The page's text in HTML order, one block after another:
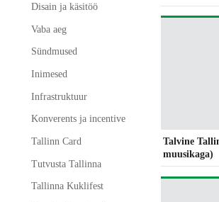
Disain ja käsitöö
Vaba aeg
Sündmused
Inimesed
Infrastruktuur
Konverents ja incentive
Tallinn Card
Tutvusta Tallinna
Tallinna Kuklifest
Talvine
muusikaga)